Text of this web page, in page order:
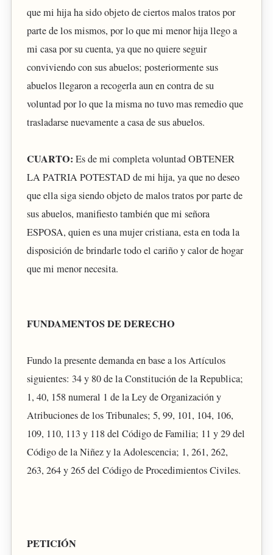
que mi hija ha sido objeto de ciertos malos tratos por
parte de los mismos, por lo que mi menor hija llego a
mi casa por su cuenta, ya que no quiere seguir
conviviendo con sus abuelos; posteriormente sus
abuelos llegaron a recogerla aun en contra de su
voluntad por lo que la misma no tuvo mas remedio que
trasladarse nuevamente a casa de sus abuelos.
CUARTO: Es de mi completa voluntad OBTENER
LA PATRIA POTESTAD de mi hija, ya que no deseo
que ella siga siendo objeto de malos tratos por parte de
sus abuelos, manifiesto también que mi señora
ESPOSA, quien es una mujer cristiana, esta en toda la
disposición de brindarle todo el cariño y calor de hogar
que mi menor necesita.
FUNDAMENTOS DE DERECHO
Fundo la presente demanda en base a los Artículos
siguientes: 34 y 80 de la Constitución de la Republica;
1, 40, 158 numeral 1 de la Ley de Organización y
Atribuciones de los Tribunales; 5, 99, 101, 104, 106,
109, 110, 113 y 118 del Código de Familia; 11 y 29 del
Código de la Niñez y la Adolescencia; 1, 261, 262,
263, 264 y 265 del Código de Procedimientos Civiles.
PETICIÓN